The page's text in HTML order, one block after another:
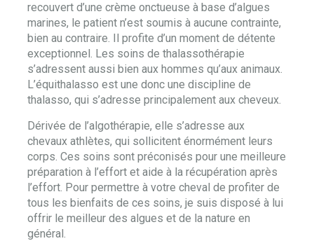
recouvert d’une crème onctueuse à base d’algues
marines, le patient n’est soumis à aucune contrainte,
bien au contraire. Il profite d’un moment de détente
exceptionnel. Les soins de thalassothérapie
s’adressent aussi bien aux hommes qu’aux animaux.
L’équithalasso est une donc une discipline de
thalasso, qui s’adresse principalement aux cheveux.
Dérivée de l’algothérapie, elle s’adresse aux
chevaux athlètes, qui sollicitent énormément leurs
corps. Ces soins sont préconisés pour une meilleure
préparation à l’effort et aide à la récupération après
l’effort. Pour permettre à votre cheval de profiter de
tous les bienfaits de ces soins, je suis disposé à lui
offrir le meilleur des algues et de la nature en
général.